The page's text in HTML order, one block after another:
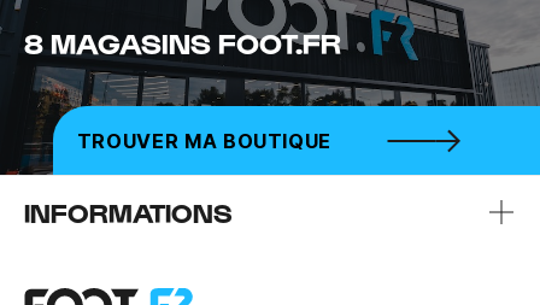
8 MAGASINS FOOT.FR
TROUVER MA BOUTIQUE
INFORMATIONS